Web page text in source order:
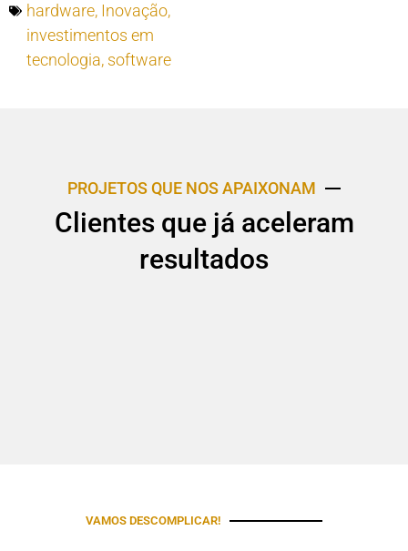
hardware, Inovação,
investimentos em
tecnologia, software
PROJETOS QUE NOS APAIXONAM
Clientes que já aceleram
resultados
VAMOS DESCOMPLICAR!